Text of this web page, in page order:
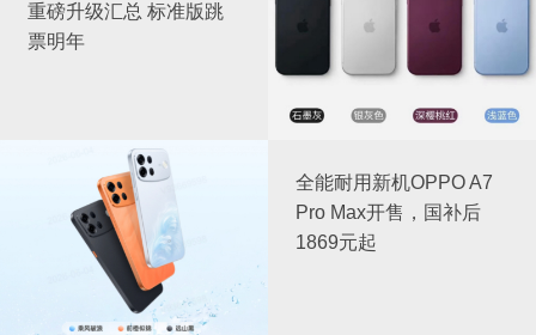
重磅升级汇总 标准版跳
票明年
全能耐用新机OPPO A7
Pro Max开售，国补后
1869元起